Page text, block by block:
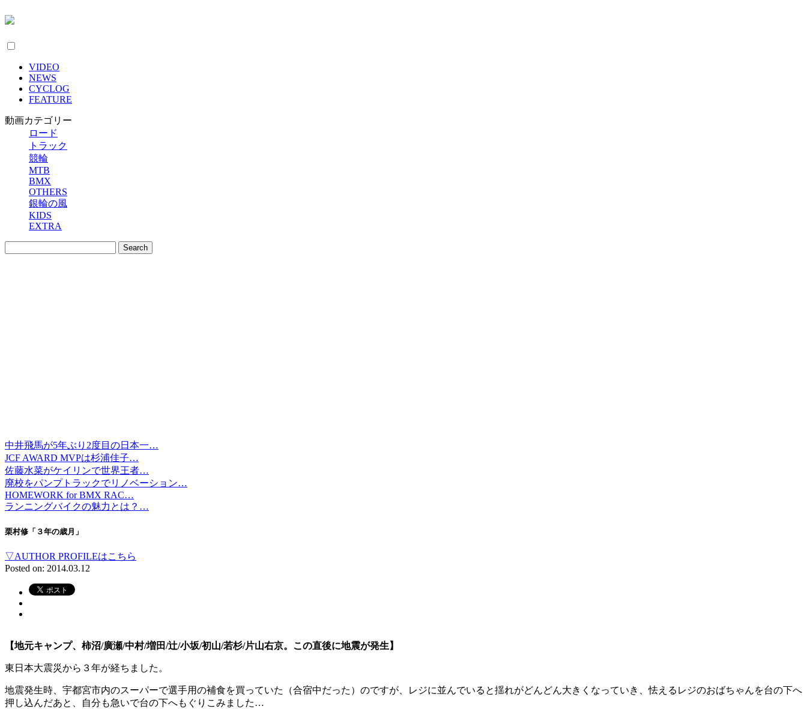
VIDEO
NEWS
CYCLOG
FEATURE
動画カテゴリー
ロード
トラック
競輪
MTB
BMX
OTHERS
銀輪の風
KIDS
EXTRA
中井飛馬が5年ぶり2度目の日本一…
JCF AWARD MVPは杉浦佳子…
佐藤水菜がケイリンで世界王者…
廃校をパンプトラックでリノベーション…
HOMEWORK for BMX RAC…
ランニングバイクの魅力とは？…
栗村修「３年の歳月」
▽AUTHOR PROFILEはこちら
Posted on: 2014.03.12
【地元キャンプ、柿沼/廣瀬/中村/増田/辻/小坂/初山/若杉/片山右京。この直後に地震が発生】
東日本大震災から３年が経ちました。
地震発生時、宇都宮市内のスーパーで選手用の補食を買っていた（合宿中だった）のですが、レジに並んでいると揺れがどんどん大きくなっていき、怯えるレジのおばちゃんを台の下へ
押し込んだあと、自分も急いで台の下へもぐりこみました…